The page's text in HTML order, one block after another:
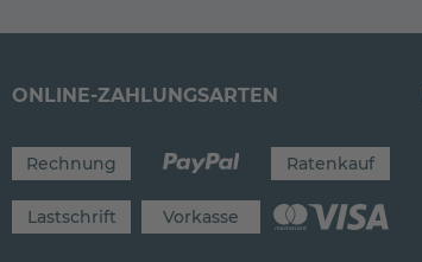
ONLINE-ZAHLUNGSARTEN
Rechnung Ratenkauf
Lastschrift Vorkasse